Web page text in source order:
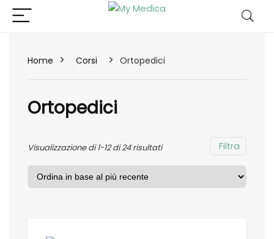
Home Corsi Ortopedici
Ortopedici
Filtra
Visualizzazione di 1-12 di 24 risultati